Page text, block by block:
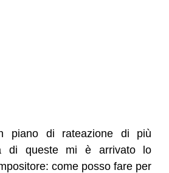
piano di rateazione di più
di queste mi è arrivato lo
come posso fare per